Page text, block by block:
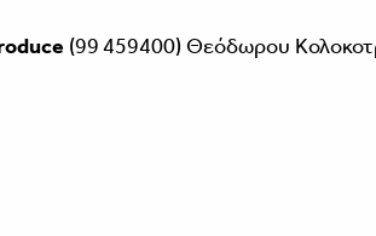
(99 459400) Θεόδωρου